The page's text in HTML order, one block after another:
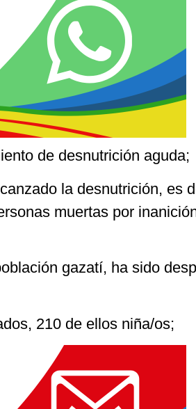
de desnutrición aguda;
la desnutrición, es
muertas por
gazatí, ha sido
210 de ellos niña/os;